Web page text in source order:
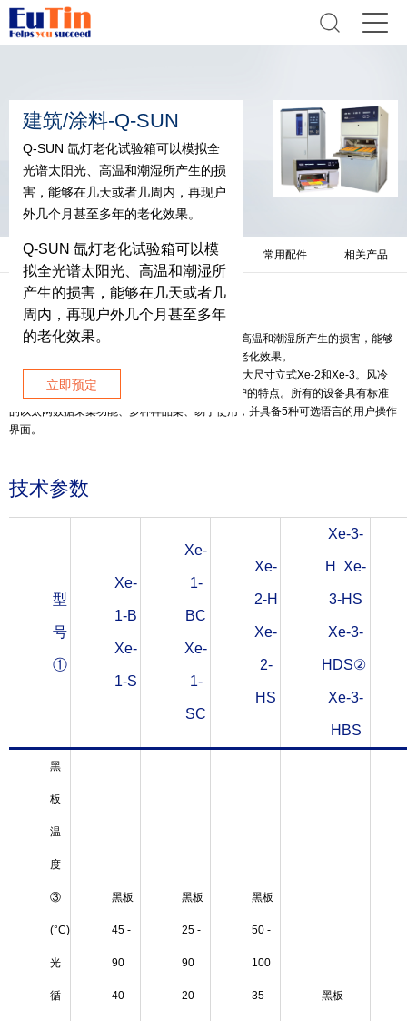
建筑/涂料-Q-SUN
Q-SUN 氙灯老化试验箱可以模拟全
光谱太阳光、高温和潮湿所产生的损
害，能够在几天或者几周内，再现户
外几个月甚至多年的老化效果。
Q-SUN 氙灯老化试验箱可以模
拟全光谱太阳光、高温和潮湿所
产生的损害，能够在几天或者几
周内，再现户外几个月甚至多年
的老化效果。
立即预定
产品简介 技术参数 相关资料 常用配件 相关产品
产品简介
Q-SUN氙灯老化试验箱可以模拟全光谱太阳光、高温和潮湿所产生的损害，能够
在几天或者几周内，再现户外几个月甚至多年的老化效果。
Q-SUN氙灯老化试验箱有三种型号：台式Xe-1，大尺寸立式Xe-2和Xe-3。风冷
的设计体现了Q-Lab设备卓越的稳定性和易于维护的特点。所有的设备具有标准
的以太网数据采集功能、多种样品架、易于使用，并具备5种可选语言的用户操作
界面。
技术参数
型
号
①
Xe-
1-B
Xe-
1-S
Xe-
1-
BC
Xe-
1-
SC
Xe-
2-H
Xe-
2-
HS
Xe-3-
H Xe-
3-HS
Xe-3-
HDS②
Xe-3-
HBS
黑
板
温
度
③
(°C)
光
循
黑板
45 -
90
40 -
黑板
25 -
90
20 -
黑板
50 -
100
35 - 黑板